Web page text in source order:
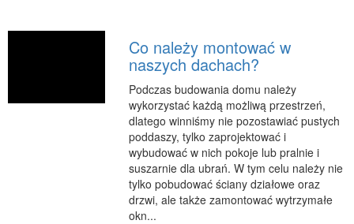
Co należy montować w
naszych dachach?
Podczas budowania domu należy
wykorzystać każdą możliwą przestrzeń,
dlatego winniśmy nie pozostawiać pustych
poddaszy, tylko zaprojektować i
wybudować w nich pokoje lub pralnie i
suszarnie dla ubrań. W tym celu należy nie
tylko pobudować ściany działowe oraz
drzwi, ale także zamontować wytrzymałe
okn...